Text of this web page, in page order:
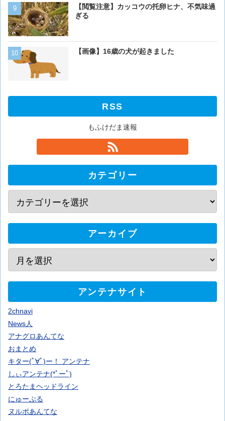
【閲覧注意】カッコウの托卵ヒナ、不気味過
ぎる
【画像】16歳の犬が起きました
ベーリング海のカニ漁「月
猫「おい人間。おれを飼え
RSS
もふけだま速報
カテゴリー
アーカイブ
アンテナサイト
2chnavi
News人
アナグロあんてな
おまとめ
キター(ﾟ∀ﾟ)ー！ アンテナ
しぃアンテナ(*ﾟーﾟ)
とろたまヘッドライン
にゅーぷる
ヌルポあんてな